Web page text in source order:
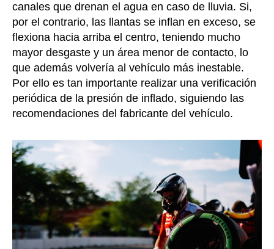
canales que drenan el agua en caso de lluvia. Si,
por el contrario, las llantas se inflan en exceso, se
flexiona hacia arriba el centro, teniendo mucho
mayor desgaste y un área menor de contacto, lo
que además volvería al vehículo más inestable.
Por ello es tan importante realizar una verificación
periódica de la presión de inflado, siguiendo las
recomendaciones del fabricante del vehículo.